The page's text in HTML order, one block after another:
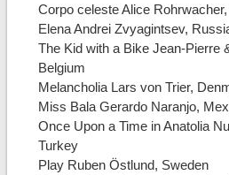
Corpo celeste Alice
Elena Andrei Zvyagintsev,
The Kid with a Bike Jean-Pierre
Belgium
Melancholia Lars von Trier,
Miss Bala Gerardo Naranjo,
Once Upon a Time in Anatolia
Turkey
Play Ruben Östlund, Sweden